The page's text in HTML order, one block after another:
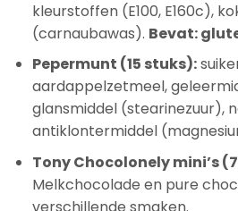
kleurstoffen (E100, E160c),
(carnaubawas). Bevat:
Pepermunt (15 stuks):
aardappelzetmeel,
glansmiddel (stearinezuur),
antiklontermiddel
Tony Chocolonely mini’s
Melkchocolade en pure
verschillende smaken.